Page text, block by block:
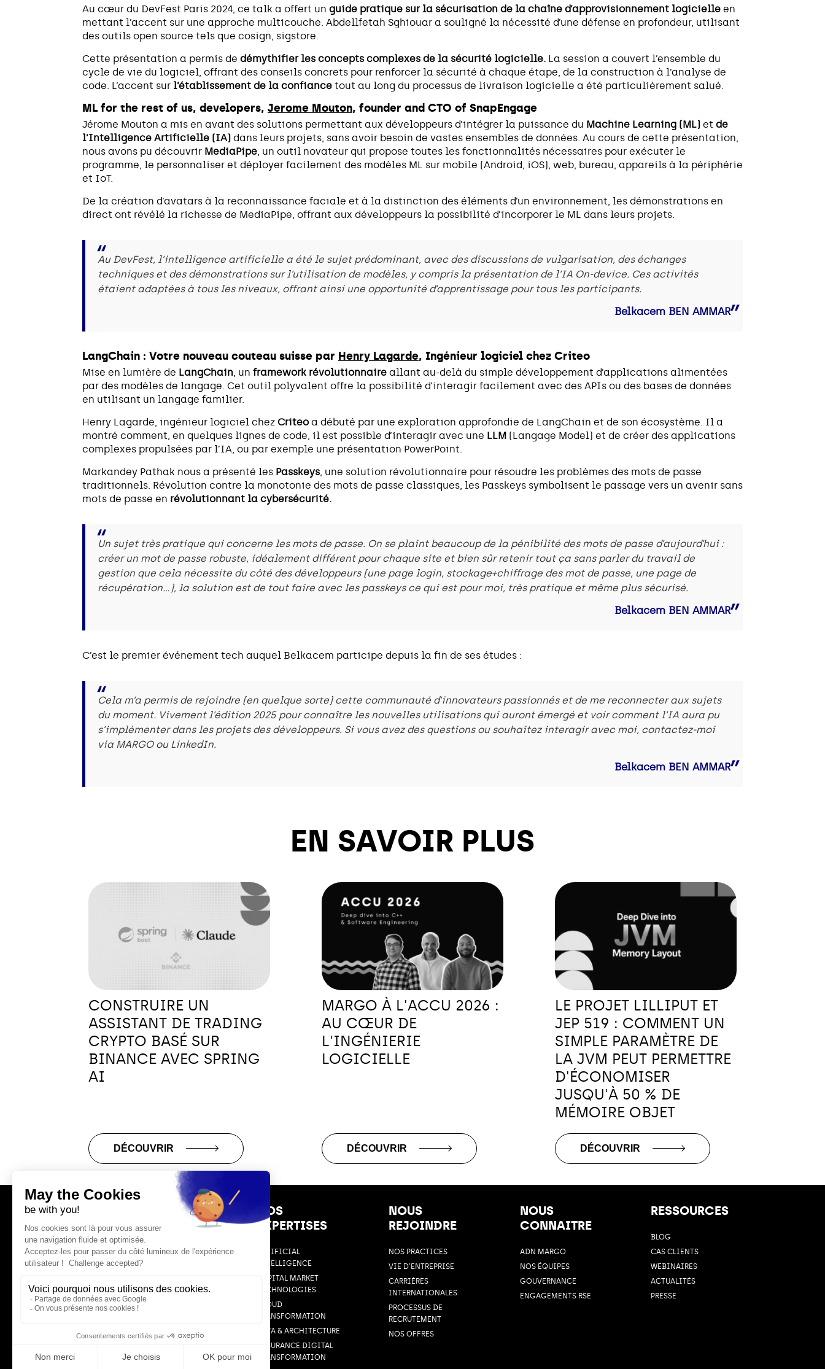
Au cœur du DevFest Paris 2024, ce talk a offert un guide pratique sur la sécurisation de la chaîne d’approvisionnement logicielle en
mettant l’accent sur une approche multicouche. Abdellfetah Sghiouar a souligné la nécessité d’une défense en profondeur, utilisant
des outils open source tels que cosign, sigstore.
Cette présentation a permis de démythifier les concepts complexes de la sécurité logicielle. La session a couvert l’ensemble du
cycle de vie du logiciel, offrant des conseils concrets pour renforcer la sécurité à chaque étape, de la construction à l’analyse de
code. L’accent sur l’établissement de la confiance tout au long du processus de livraison logicielle a été particulièrement salué.
ML for the rest of us, developers, Jerome Mouton, founder and CTO of SnapEngage
Jérome Mouton a mis en avant des solutions permettant aux développeurs d’intégrer la puissance du Machine Learning (ML) et de
l’Intelligence Artificielle (IA) dans leurs projets, sans avoir besoin de vastes ensembles de données. Au cours de cette présentation,
nous avons pu découvrir MediaPipe , un outil novateur qui propose toutes les fonctionnalités nécessaires pour exécuter le
programme, le personnaliser et déployer facilement des modèles ML sur mobile (Android, iOS), web, bureau, appareils à la périphérie
et IoT.
De la création d’avatars à la reconnaissance faciale et à la distinction des éléments d’un environnement, les démonstrations en
direct ont révélé la richesse de MediaPipe, offrant aux développeurs la possibilité d’incorporer le ML dans leurs projets.
Au DevFest, l’intelligence artificielle a été le sujet prédominant, avec des discussions de vulgarisation, des échanges
techniques et des démonstrations sur l’utilisation de modèles, y compris la présentation de l’IA On-device. Ces activités
étaient adaptées à tous les niveaux, offrant ainsi une opportunité d’apprentissage pour tous les participants.
Belkacem BEN AMMAR
LangChain : Votre nouveau couteau suisse par Henry Lagarde, Ingénieur logiciel chez Criteo
Mise en lumière de LangChain , un framework révolutionnaire allant au-delà du simple développement d’applications alimentées
par des modèles de langage. Cet outil polyvalent offre la possibilité d’interagir facilement avec des APIs ou des bases de données
en utilisant un langage familier.
Henry Lagarde, ingénieur logiciel chez Criteoa débuté par une exploration approfondie de LangChain et de son écosystème. Il a
montré comment, en quelques lignes de code, il est possible d’interagir avec une LLM (Langage Model) et de créer des applications
complexes propulsées par l’IA, ou par exemple une présentation PowerPoint.
Markandey Pathak nous a présenté les Passkeys , une solution révolutionnaire pour résoudre les problèmes des mots de passe
traditionnels. Révolution contre la monotonie des mots de passe classiques, les Passkeys symbolisent le passage vers un avenir sans
mots de passe en révolutionnant la cybersécurité.
Un sujet très pratique qui concerne les mots de passe. On se plaint beaucoup de la pénibilité des mots de passe d’aujourd’hui :
créer un mot de passe robuste, idéalement différent pour chaque site et bien sûr retenir tout ça sans parler du travail de
gestion que cela nécessite du côté des développeurs (une page login, stockage+chiffrage des mot de passe, une page de
récupération…), la solution est de tout faire avec les passkeys ce qui est pour moi, très pratique et même plus sécurisé.
Belkacem BEN AMMAR
C’est le premier événement tech auquel Belkacem participe depuis la fin de ses études :
Cela m’a permis de rejoindre (en quelque sorte) cette communauté d’innovateurs passionnés et de me reconnecter aux sujets
du moment. Vivement l’édition 2025 pour connaître les nouvelles utilisations qui auront émergé et voir comment l’IA aura pu
s’implémenter dans les projets des développeurs. Si vous avez des questions ou souhaitez interagir avec moi, contactez-moi
via MARGO ou LinkedIn.
Belkacem BEN AMMAR
EN SAVOIR PLUS
CONSTRUIRE UN
ASSISTANT DE TRADING
CRYPTO BASÉ SUR
BINANCE AVEC SPRING
AI
DÉCOUVRIR
MARGO À L'ACCU 2026 :
AU CŒUR DE
L'INGÉNIERIE
LOGICIELLE
DÉCOUVRIR
LE PROJET LILLIPUT ET
JEP 519 : COMMENT UN
SIMPLE PARAMÈTRE DE
LA JVM PEUT PERMETTRE
D'ÉCONOMISER
JUSQU'À 50 % DE
MÉMOIRE OBJET
DÉCOUVRIR
MARGO, DATA, AI &
DIGITAL EXPERTS
MENTIONS LÉGALES ET CRÉDITS
NOS
EXPERTISES
ARTIFICIAL
INTELLIGENCE
CAPITAL MARKET
TECHNOLOGIES
CLOUD
TRANSFORMATION
DATA & ARCHITECTURE
INSURANCE DIGITAL
TRANSFORMATION
NOUS
REJOINDRE
NOS PRACTICES
VIE D’ENTREPRISE
CARRIÈRES
INTERNATIONALES
PROCESSUS DE
RECRUTEMENT
NOS OFFRES
NOUS
CONNAITRE
ADN MARGO
NOS ÉQUIPES
GOUVERNANCE
ENGAGEMENTS RSE
RESSOURCES
BLOG
CAS CLIENTS
WEBINAIRES
ACTUALITÉS
PRESSE